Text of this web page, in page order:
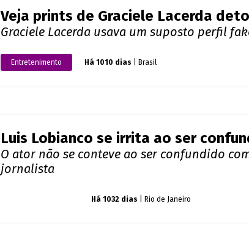
Veja prints de Graciele Lacerda
Graciele Lacerda usava um suposto perfil
Entretenimento Há 1010 dias | Brasil
Luis Lobianco se irrita ao ser
O ator não se conteve ao ser confundido
jornalista
Há 1032 dias | Rio de Janeiro